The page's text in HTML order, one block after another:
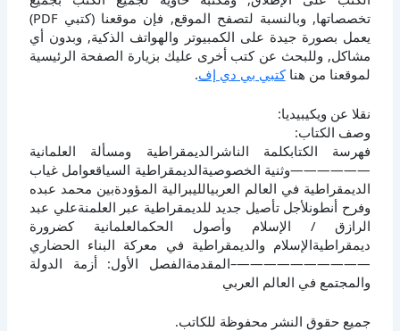
تخصصاتها, وبالنسبة لتصفح الموقع, فإن موقعنا (كتبي PDF)
يعمل بصورة جيدة على الكمبيوتر والهواتف الذكية, وبدون أي
مشاكل, وللبحث عن كتب أخرى عليك بزيارة الصفحة الرئيسية
لموقعنا من هناكتبي بي دي إف.
نقلا عن ويكيبيديا:
وصف الكتاب:
فهرسة الكتابكلمة الناشرالديمقراطية ومسألة العلمانية
——————وثنية الخصوصيةالديمقراطية السياقعوامل غياب
الديمقراطية في العالم العربيالليبرالية المؤودةبين محمد عبده
وفرح أنطونلأجل تأصيل جديد للديمقراطية عبر العلمنةعلي عبد
الرازق / الإسلام وأصول الحكمالعلمانية كضرورة
ديمقراطيةالإسلام والديمقراطية في معركة البناء الحضاري
——————————–المقدمةالفصل الأول: أزمة الدولة
والمجتمع في العالم العربي
جميع حقوق النشر محفوظة للكاتب.